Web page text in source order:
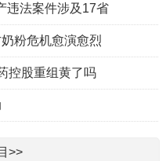
违法案件涉及17省
粉危机愈演愈烈
控股重组黄了吗
>>